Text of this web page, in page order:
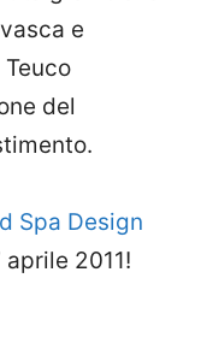
e
del
Spa Design
aprile 2011!